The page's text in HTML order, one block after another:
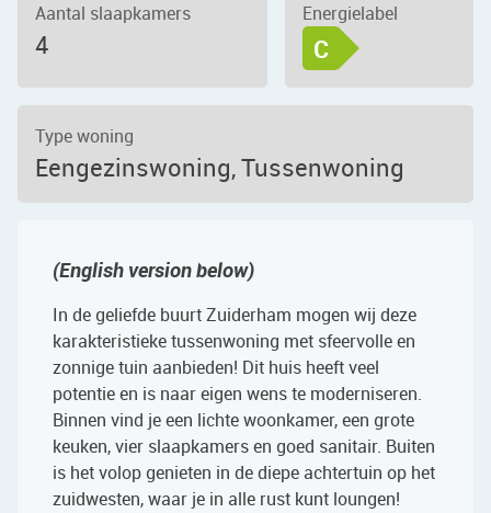
Aantal slaapkamers
4
Energielabel
C
Type woning
Eengezinswoning, Tussenwoning
(English version below)
In de geliefde buurt Zuiderham mogen wij deze
karakteristieke tussenwoning met sfeervolle en
zonnige tuin aanbieden! Dit huis heeft veel
potentie en is naar eigen wens te moderniseren.
Binnen vind je een lichte woonkamer, een grote
keuken, vier slaapkamers en goed sanitair. Buiten
is het volop genieten in de diepe achtertuin op het
zuidwesten, waar je in alle rust kunt loungen!